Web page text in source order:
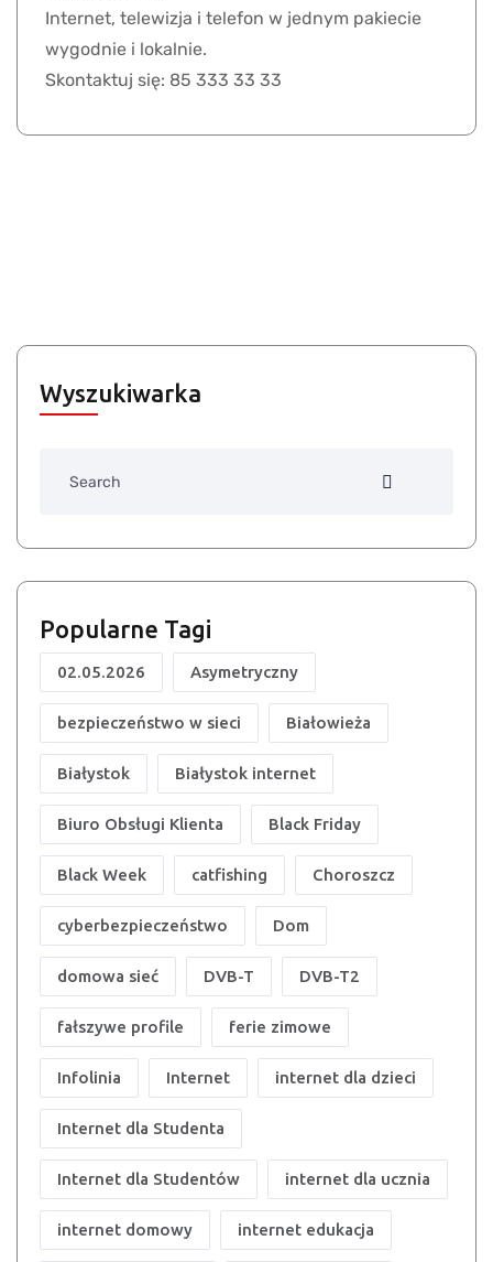
Internet, telewizja i telefon w jednym pakiecie
wygodnie i lokalnie.
Skontaktuj się: 85 333 33 33
Wyszukiwarka
Popularne Tagi
02.05.2026 Asymetryczny
bezpieczeństwo w sieci Białowieża
Białystok Białystok internet
Biuro Obsługi Klienta Black Friday
Black Week catfishing Choroszcz
cyberbezpieczeństwo Dom
domowa sieć DVB-T DVB-T2
fałszywe profile ferie zimowe
Infolinia Internet internet dla dzieci
Internet dla Studenta
Internet dla Studentów internet dla ucznia
internet domowy internet edukacja